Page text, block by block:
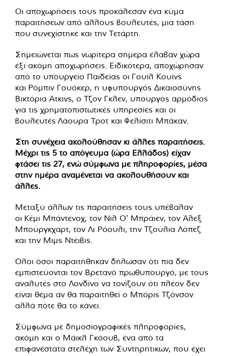
Οι αποχωρήσεις τους προκάλεσαν ένα κύμα
παραιτήσεων από άλλους βουλευτές, μια τάση
που συνεχίστηκε και την Τετάρτη.
Σημειώνεται πως νωρίτερα σήμερα έλαβαν χώρα
έξι ακόμη αποχωρήσεις. Ειδικότερα, αποχώρησαν
από το υπουργείο Παιδείας οι Γουίλ Κουίνς
και Ρόμπιν Γουόκερ, η υφυπουργός Δικαιοσύνης
Βικτόρια Άτκινς, ο Τζον Γκλεν, υπουργός αρμόδιος
για τις χρηματοπιστωτικές υπηρεσίες και οι
βουλευτές Λάουρα Τροτ και Φελίσιτι Μπάκαν.
Στη συνέχεια ακολούθησαν κι άλλες παραιτήσεις.
Μέχρι τις 5 το απόγευμα (ώρα Ελλάδος) είχαν
φτάσει τις 27, ενώ σύμφωνα με πληροφορίες, μέσα
στην ημέρα αναμένεται να ακολουθήσουν και
άλλες.
Μεταξύ άλλων τις παραιτήσεις τους υπέβαλαν
οι Κέμι Μπάντενοχ, τον Νιλ Ο' Μπράιεν, τον Άλεξ
Μπούργκχαρτ, τον Λι Ρόουλι, την Τζούλια Λόπεζ
και την Μιμς Ντέιβις.
Όλοι όσοι παραιτήθηκαν δήλωσαν ότι πια δεν
εμπιστεύονται τον Βρετανό πρωθυπουργό, με τους
αναλυτές στο Λονδίνο να τονίζουν ότι πλέον δεν
είναι θέμα αν θα παραιτηθεί ο Μπόρις Τζόνσον
αλλά πότε θα το κάνει.
Σύμφωνα με δημοσιογραφικές πληροφορίες,
ακόμη και ο Μάικλ Γκόουβ, ένα από τα
επιφανέστατα στελέχη των Συντηρητικών, που έχει